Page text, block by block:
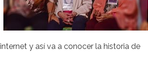
y así va a conocer la historia de